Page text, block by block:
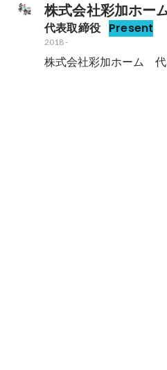
株式会社彩加ホー
代表取締役 Present
2018-
株式会社彩加ホーム　